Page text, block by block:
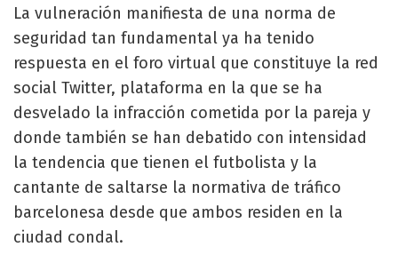
La vulneración manifiesta de una norma de
seguridad tan fundamental ya ha tenido
respuesta en el foro virtual que constituye la red
social Twitter, plataforma en la que se ha
desvelado la infracción cometida por la pareja y
donde también se han debatido con intensidad
la tendencia que tienen el futbolista y la
cantante de saltarse la normativa de tráfico
barcelonesa desde que ambos residen en la
ciudad condal.